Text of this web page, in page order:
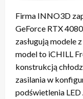
Firma INNO3D
GeForce RTX
zasługują modele
model to iCHILL
konstrukcją
zasilania w
podświetlenia